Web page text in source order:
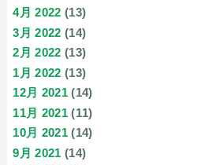
4月 2022 (13)
3月 2022 (14)
2月 2022 (13)
1月 2022 (13)
12月 2021 (14)
11月 2021 (11)
10月 2021 (14)
9月 2021 (14)